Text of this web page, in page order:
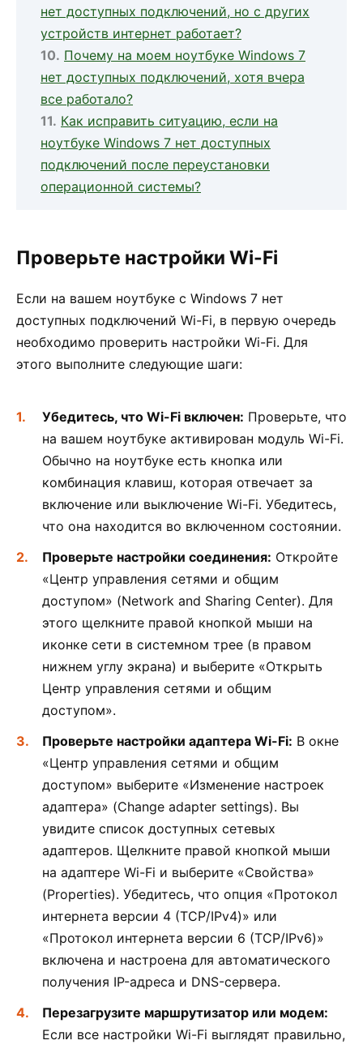
нет доступных подключений, но с других
устройств интернет работает?
Почему на моем ноутбуке Windows 7
нет доступных подключений, хотя вчера
все работало?
Как исправить ситуацию, если на
ноутбуке Windows 7 нет доступных
подключений после переустановки
операционной системы?
Проверьте настройки Wi-Fi
Если на вашем ноутбуке с Windows 7 нет
доступных подключений Wi-Fi, в первую очередь
необходимо проверить настройки Wi-Fi. Для
этого выполните следующие шаги:
Убедитесь, что Wi-Fi включен: Проверьте, что
на вашем ноутбуке активирован модуль Wi-Fi.
Обычно на ноутбуке есть кнопка или
комбинация клавиш, которая отвечает за
включение или выключение Wi-Fi. Убедитесь,
что она находится во включенном состоянии.
Проверьте настройки соединения: Откройте
«Центр управления сетями и общим
доступом» (Network and Sharing Center). Для
этого щелкните правой кнопкой мыши на
иконке сети в системном трее (в правом
нижнем углу экрана) и выберите «Открыть
Центр управления сетями и общим
доступом».
Проверьте настройки адаптера Wi-Fi: В окне
«Центр управления сетями и общим
доступом» выберите «Изменение настроек
адаптера» (Change adapter settings). Вы
увидите список доступных сетевых
адаптеров. Щелкните правой кнопкой мыши
на адаптере Wi-Fi и выберите «Свойства»
(Properties). Убедитесь, что опция «Протокол
интернета версии 4 (TCP/IPv4)» или
«Протокол интернета версии 6 (TCP/IPv6)»
включена и настроена для автоматического
получения IP-адреса и DNS-сервера.
Перезагрузите маршрутизатор или модем:
Если все настройки Wi-Fi выглядят правильно,